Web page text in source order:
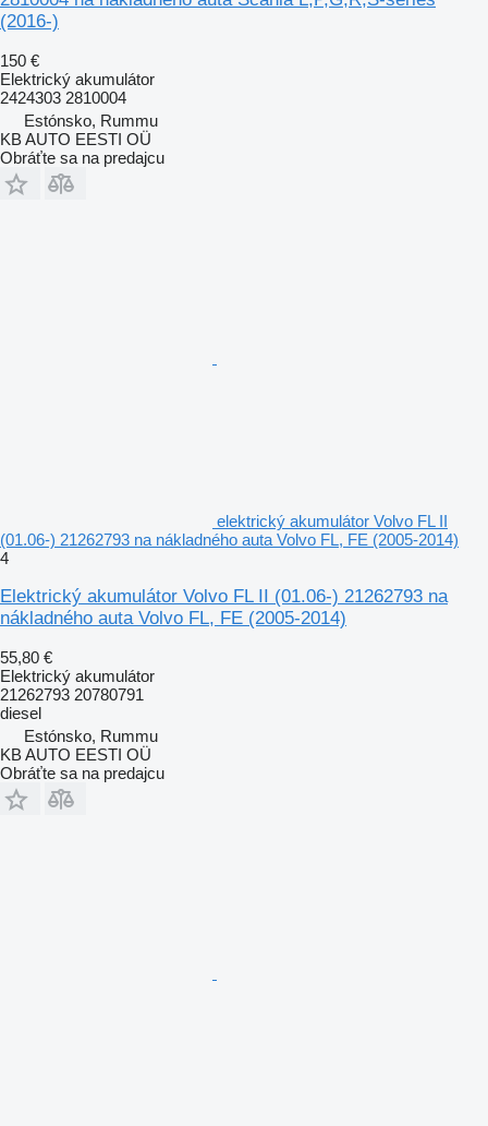
(2016-)
150 €
Elektrický akumulátor
2424303 2810004
Estónsko, Rummu
KB AUTO EESTI OÜ
Obráťte sa na predajcu
elektrický akumulátor Volvo FL II
(01.06-) 21262793 na nákladného auta Volvo FL, FE (2005-2014)
4
Elektrický akumulátor Volvo FL II (01.06-) 21262793 na
nákladného auta Volvo FL, FE (2005-2014)
55,80 €
Elektrický akumulátor
21262793 20780791
diesel
Estónsko, Rummu
KB AUTO EESTI OÜ
Obráťte sa na predajcu